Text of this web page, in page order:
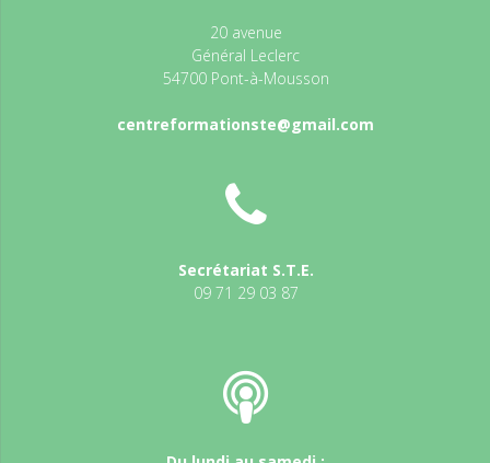
20 avenue
Général Leclerc
54700 Pont-à-Mousson
centreformationste@gmail.com
Secrétariat S.T.E.
09 71 29 03 87